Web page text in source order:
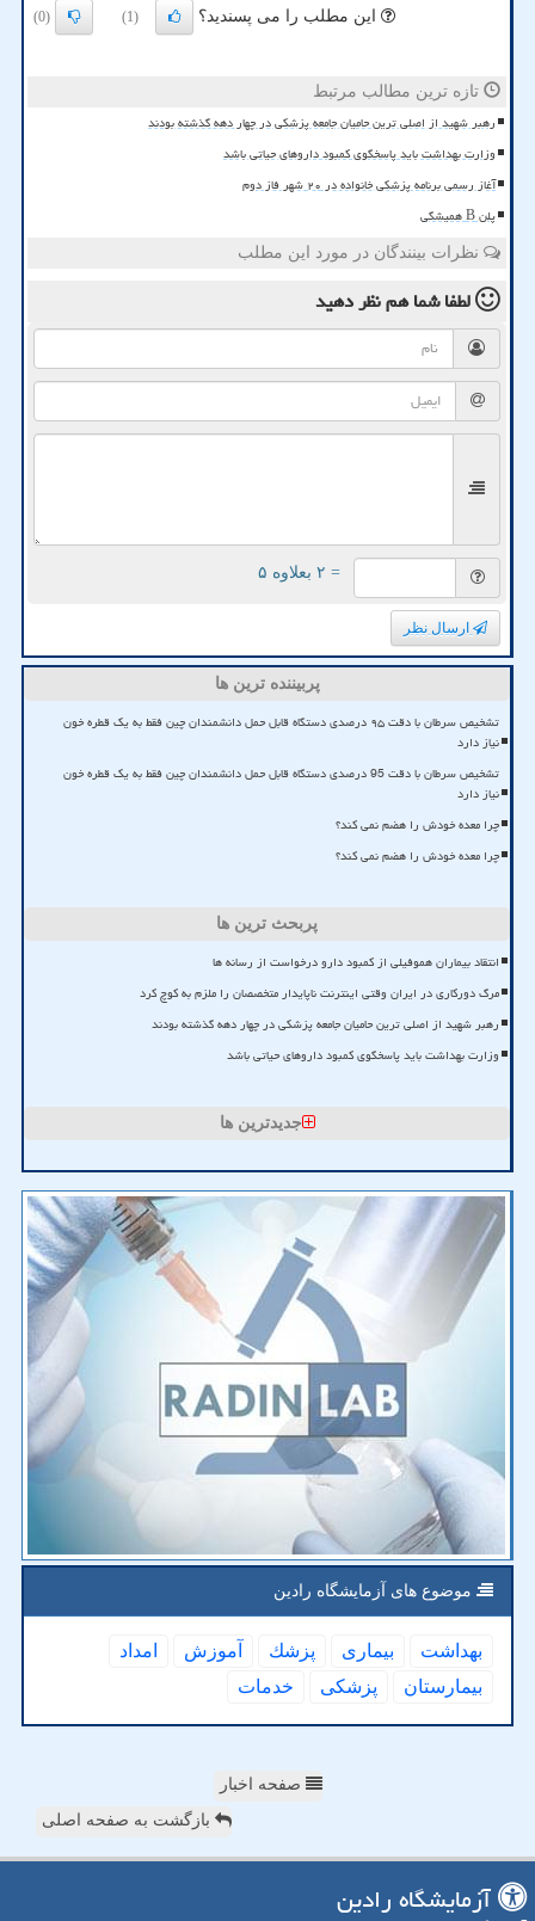
این مطلب را می پسندید؟ (1)
(0)
تازه ترین مطالب مرتبط
رهبر شهید از اصلی ترین حامیان جامعه پزشکی در چهار دهه گذشته بودند
وزارت بهداشت باید پاسخگوی کمبود داروهای حیاتی باشد
آغاز رسمی برنامه پزشکی خانواده در ۲۰ شهر فاز دوم
پلن B همیشگی
نظرات بینندگان در مورد این مطلب
لطفا شما همنظر دهید
= ۲ بعلاوه ۵
ارسال نظر
پربیننده ترین ها
تشخیص سرطان با دقت ۹۵ درصدی دستگاه قابل حمل دانشمندان چین فقط به یک قطره خون
نیاز دارد
تشخیص سرطان با دقت 95 درصدی دستگاه قابل حمل دانشمندان چین فقط به یک قطره خون
نیاز دارد
چرا معده خودش را هضم نمی کند؟
چرا معده خودش را هضم نمی کند؟
پربحث ترین ها
انتقاد بیماران هموفیلی از کمبود دارو درخواست از رسانه ها
مرگ دورکاری در ایران وقتی اینترنت ناپایدار متخصصان را ملزم به کوچ کرد
رهبر شهید از اصلی ترین حامیان جامعه پزشکی در چهار دهه گذشته بودند
وزارت بهداشت باید پاسخگوی کمبود داروهای حیاتی باشد
جدیدترین ها
موضوع های آزمایشگاه رادین
بهداشت بیماری پزشك آموزش
امداد
بیمارستان
پزشكی خدمات
صفحه اخبار
بازگشت به صفحه اصلی
آزمایشگاه رادین